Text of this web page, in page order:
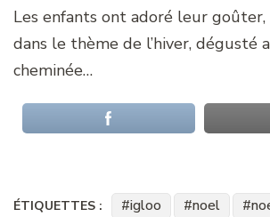
Les enfants ont adoré leur
dans le thème de l’hiver, dégusté
cheminée…
ÉTIQUETTES : igloo noel